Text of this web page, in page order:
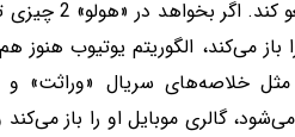
ارسال
باز می‌کند، الگوریتم یوتیوب هنوز
مثل خلاصه‌های سریال
گالری موبایل او را باز